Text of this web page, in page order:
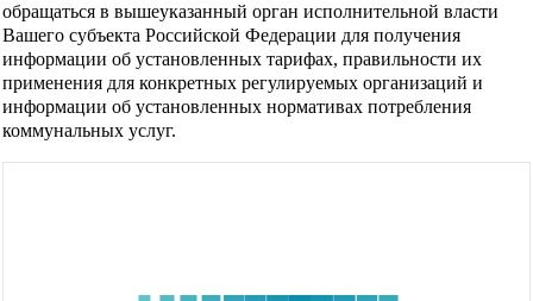
обращаться в вышеуказанный орган исполнительной власти
Вашего субъекта Российской Федерации для получения
информации об установленных тарифах, правильности их
применения для конкретных регулируемых организаций и
информации об установленных нормативах потребления
коммунальных услуг.